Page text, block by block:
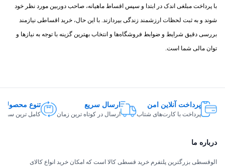
با پرداخت مبلغی اندک در ابتدا و سپس اقساط ماهیانه، صاحب دوربین مورد نظر خود
شوند و به ثبت لحظات ارزشمند زندگی بپردازند. با این حال، خرید اقساطی نیازمند
بررسی دقیق شرایط و ضوابط فروشگاه‌ها و انتخاب بهترین گزینه با توجه به نیازها و
توان مالی شما است.
پرداخت آنلاین امن
پرداخت با کارت‌های شتاب
ارسال سریع
ارسال در کوتاه ترین زمان
تنوع
کامل ترین سبد
درباره ما
الوقسطی بزرگترین پلتفرم خرید قسطی کالا است که امکان خرید انواع کالای